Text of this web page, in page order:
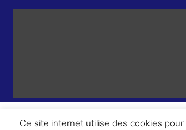
Ce site internet utilise des cookies pour